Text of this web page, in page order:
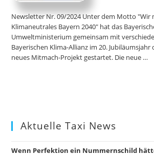
Newsletter Nr. 09/2024 Unter dem Motto "Wir
Klimaneutrales Bayern 2040" hat das
Umweltministerium gemeinsam mit
Bayerischen Klima-Allianz im 20. Jubiläumsjahr
neues Mitmach-Projekt gestartet. Die neue …
Aktuelle Taxi News
Wenn Perfektion ein Nummernschild